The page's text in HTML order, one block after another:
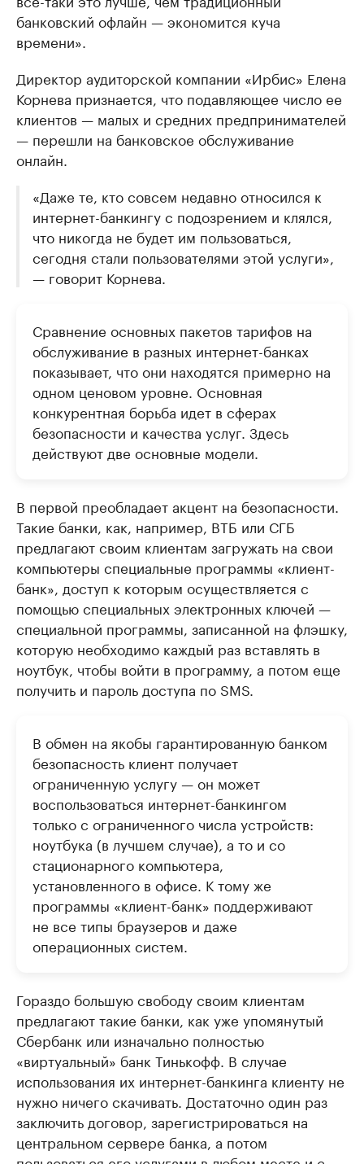
банковский офлайн — экономится куча
времени».
Директор аудиторской компании «Ирбис» Елена
Корнева признается, что подавляющее число ее
клиентов — малых и средних предпринимателей
— перешли на банковское обслуживание
онлайн.
«Даже те, кто совсем недавно относился к
интернет-банкингу с подозрением и клялся,
что никогда не будет им пользоваться,
сегодня стали пользователями этой услуги»,
— говорит Корнева.
Сравнение основных пакетов тарифов на
обслуживание в разных интернет-банках
показывает, что они находятся примерно на
одном ценовом уровне. Основная
конкурентная борьба идет в сферах
безопасности и качества услуг. Здесь
действуют две основные модели.
В первой преобладает акцент на безопасности.
Такие банки, как, например, ВТБ или СГБ
предлагают своим клиентам загружать на свои
компьютеры специальные программы «клиент-
банк», доступ к которым осуществляется с
помощью специальных электронных ключей —
специальной программы, записанной на флэшку,
которую необходимо каждый раз вставлять в
ноутбук, чтобы войти в программу, а потом еще
получить и пароль доступа по SMS.
В обмен на якобы гарантированную банком
безопасность клиент получает
ограниченную услугу — он может
воспользоваться интернет-банкингом
только с ограниченного числа устройств:
ноутбука (в лучшем случае), а то и со
стационарного компьютера,
установленного в офисе. К тому же
программы «клиент-банк» поддерживают
не все типы браузеров и даже
операционных систем.
Гораздо большую свободу своим клиентам
предлагают такие банки, как уже упомянутый
Сбербанк или изначально полностью
«виртуальный» банк Тинькофф. В случае
использования их интернет-банкинга клиенту не
нужно ничего скачивать. Достаточно один раз
заключить договор, зарегистрироваться на
центральном сервере банка, а потом